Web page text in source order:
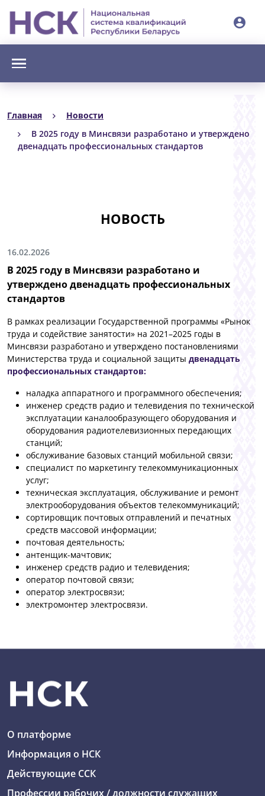
account_circle
Главная
Новости
В 2025 году в Минсвязи разработано и утверждено
двенадцать профессиональных стандартов
НОВОСТЬ
16.02.2026
В 2025 году в Минсвязи разработано и
утверждено двенадцать профессиональных
стандартов
В рамках реализации Государственной программы «Рынок
труда и содействие занятости» на 2021–2025 годы в
Минсвязи разработано и утверждено постановлениями
Министерства труда и социальной защиты двенадцать
профессиональных стандартов:
наладка аппаратного и программного обеспечения;
инженер средств радио и телевидения по технической
эксплуатации каналообразующего оборудования и
оборудования радиотелевизионных передающих
станций;
обслуживание базовых станций мобильной связи;
специалист по маркетингу телекоммуникационных
услуг;
техническая эксплуатация, обслуживание и ремонт
электрооборудования объектов телекоммуникаций;
сортировщик почтовых отправлений и печатных
средств массовой информации;
почтовая деятельность;
антенщик-мачтовик;
инженер средств радио и телевидения;
оператор почтовой связи;
оператор электросвязи;
электромонтер электросвязи.
О платформе
Информация о НСК
Действующие ССК
Профессии рабочих / должности служащих